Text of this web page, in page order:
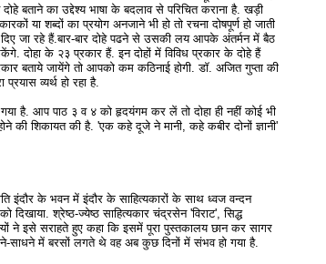
बताने का उद्देश्य भाषा के बदलाव से परिचित कराना है. खड़ी
या शब्दों का प्रयोग अनजाने भी हो तो रचना दोषपूर्ण हो जाती
जा रहे हैं.बार-बार दोहे पढने से उसकी लय आपके अंतर्मन में बैठ
दोहा के २३ प्रकार हैं. इन दोहों में विविध प्रकार के दोहे हैं
बताये जायेंगे तो आपको कम कठिनाई होगी. डॉ. अजित गुप्ता की
व्यर्थ हो रहा है.
है. आप पाठ ३ व ४ को हृदयंगम कर लें तो दोहा ही नहीं कोई भी
की शिकायत की है. 'एक कहे दूजे ने मानी, कहे कबीर दोनों ज्ञानी'
इंदौर के भवन में इंदौर के साहित्यकारों के साथ ध्वज वन्दन
श्रेष्ठ-ज्येष्ठ साहित्यकार चंद्रसेन 'विराट', सिद्ध
ने इसे सराहते हुए कहा कि इसमें पूरा पुस्तकालय छान कर सागर
साधने में बरसों लगते थे वह अब कुछ दिनों में संभव हो गया है.